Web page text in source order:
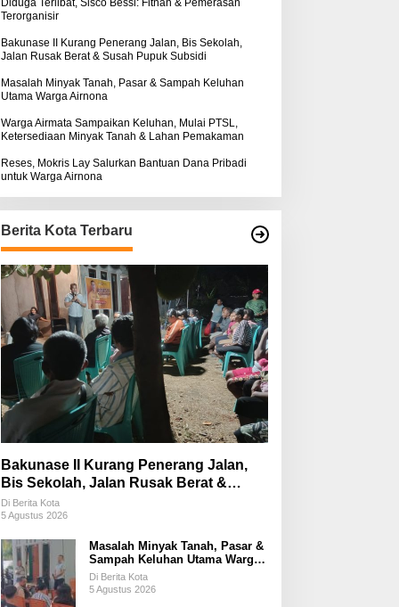
Bokol Sarat Rekayasa
Diduga Terlibat, Sisco Bessi: Fitnah & Pemerasan
Terorganisir
Bakunase II Kurang Penerang Jalan, Bis Sekolah,
Jalan Rusak Berat & Susah Pupuk Subsidi
Masalah Minyak Tanah, Pasar & Sampah Keluhan
Utama Warga Airnona
Warga Airmata Sampaikan Keluhan, Mulai PTSL,
Ketersediaan Minyak Tanah & Lahan Pemakaman
Reses, Mokris Lay Salurkan Bantuan Dana Pribadi
untuk Warga Airnona
Berita Kota Terbaru
Bakunase II Kurang Penerang Jalan,
Bis Sekolah, Jalan Rusak Berat &
Susah Pupuk Subsidi
Di Berita Kota
5 Agustus 2026
Masalah Minyak Tanah, Pasar &
Sampah Keluhan Utama Warga
Airnona
Di Berita Kota
5 Agustus 2026